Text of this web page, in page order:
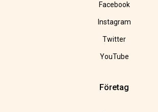
Facebook
Instagram
Twitter
YouTube
Företag